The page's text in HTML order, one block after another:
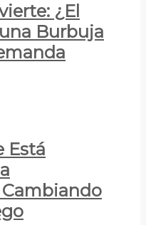
¿El
Burbuja
Está